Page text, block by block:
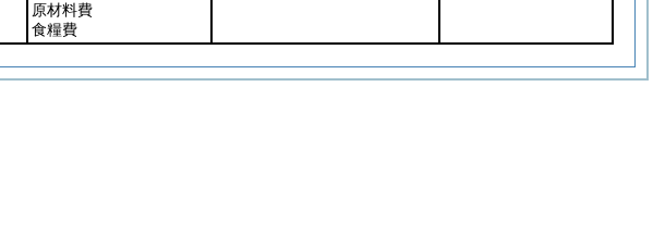
原材料費
食糧費